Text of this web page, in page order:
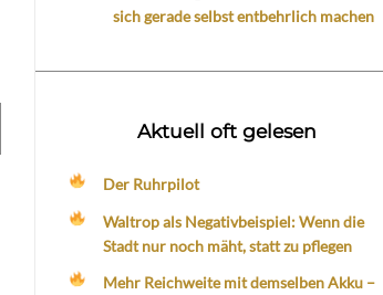
sich gerade selbst entbehrlich machen
Aktuell oft gelesen
Der Ruhrpilot
Waltrop als Negativbeispiel: Wenn die
Stadt nur noch mäht, statt zu pflegen
Mehr Reichweite mit demselben Akku –